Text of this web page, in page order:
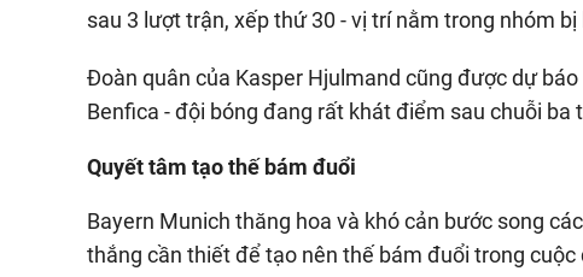
sau 3 lượt trận, xếp thứ 30 - vị trí nằm trong nhóm
Đoàn quân của Kasper Hjulmand cũng được dự
Benfica - đội bóng đang rất khát điểm sau chuỗi ba
Quyết tâm tạo thế bám đuổi
Bayern Munich thăng hoa và khó cản bước song
thắng cần thiết để tạo nên thế bám đuổi trong